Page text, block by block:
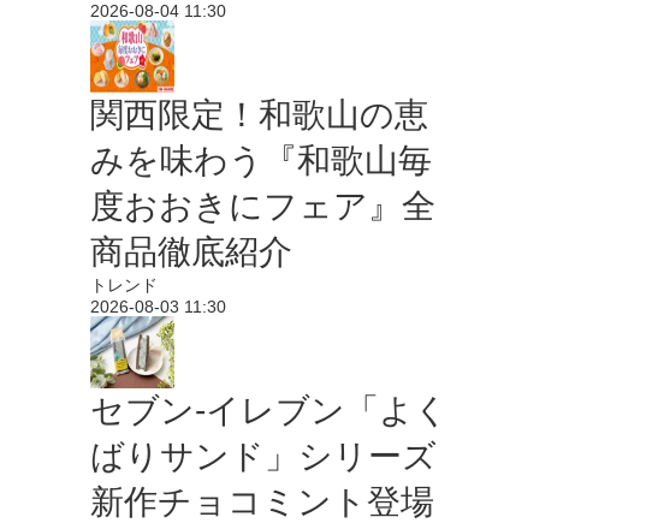
2026-08-04 11:30
関西限定！和歌山の恵
みを味わう『和歌山毎
度おおきにフェア』全
商品徹底紹介
トレンド
2026-08-03 11:30
セブン‐イレブン「よく
ばりサンド」シリーズ
新作チョコミント登場